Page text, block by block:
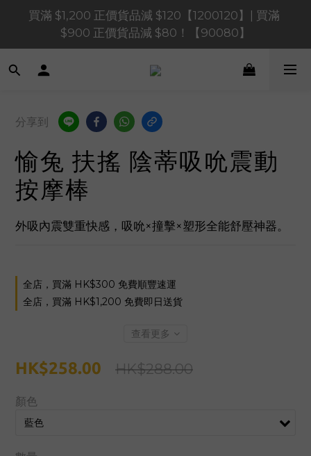
買滿 $1,200 正價貨品減 $120【1200120】| 買滿
$900 正價貨品減 $80！【90080】
買滿 $1,200 正價貨品減 $120【1200120】| 買滿
$900 正價貨品減 $80！【90080】
買滿 $600 正價貨品減 $40【60040】| 買滿 $400 正
📢 系統維護通知 – SHOPLINE Payments FPS將於
2026 年 8 月 9 日（日）凌晨 01:00 至 11:00 暫停交易
買滿 $1,200 正價貨品減 $120【1200120】| 買滿
$900 正價貨品減 $80！【90080】
分享到
愉兔 扶搖 陰蒂吸吮震動
按摩棒
外吸內震雙重快感，吸吮×撞擊×塑形全能舒壓神器。
全店，買滿 HK$300 免費順豐速運
全店，買滿 HK$1,200 免費即日送貨
查看更多
HK$258.00 HK$288.00
顏色